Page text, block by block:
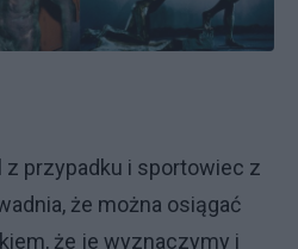
z przypadku i sportowiec z
że można osiągać
że je wyznaczymy i